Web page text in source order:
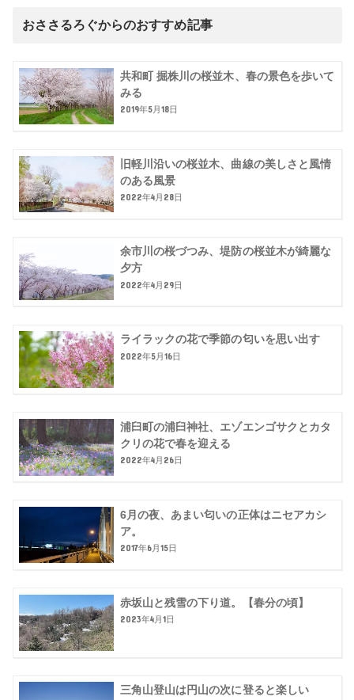
おささるろぐからのおすすめ記事
共和町 掘株川の桜並木、春の景色を歩いて
みる
2019年5月18日
旧軽川沿いの桜並木、曲線の美しさと風情
のある風景
2022年4月28日
余市川の桜づつみ、堤防の桜並木が綺麗な
夕方
2022年4月29日
ライラックの花で季節の匂いを思い出す
2022年5月16日
浦臼町の浦臼神社、エゾエンゴサクとカタ
クリの花で春を迎える
2022年4月26日
6月の夜、あまい匂いの正体はニセアカシ
ア。
2017年6月15日
赤坂山と残雪の下り道。【春分の頃】
2023年4月1日
三角山登山は円山の次に登ると楽しい